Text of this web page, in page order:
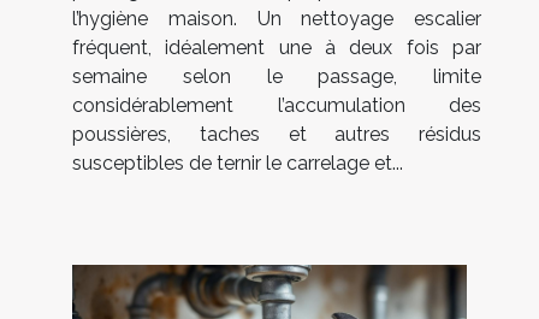
l’hygiène maison. Un nettoyage escalier
fréquent, idéalement une à deux fois par
semaine selon le passage, limite
considérablement l’accumulation des
poussières, taches et autres résidus
susceptibles de ternir le carrelage et...